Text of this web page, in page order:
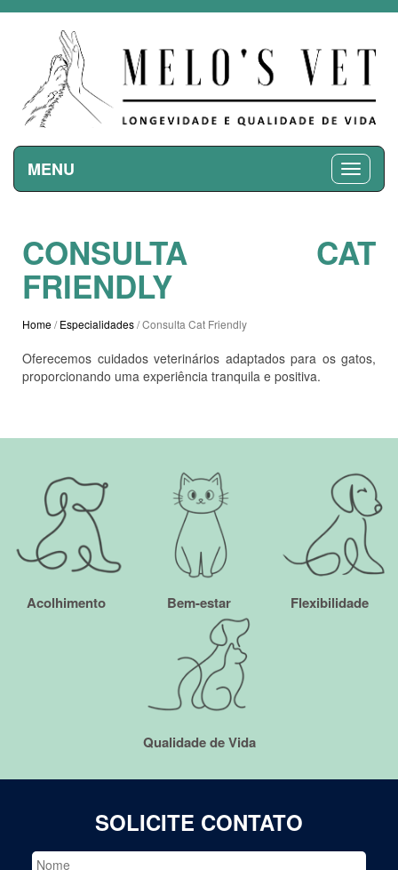
MENU
CONSULTA CAT
FRIENDLY
Home/Especialidades/ Consulta Cat Friendly
Oferecemos cuidados veterinários adaptados para os gatos,
proporcionando uma experiência tranquila e positiva.
Acolhimento Bem-estar Flexibilidade
Qualidade de Vida
SOLICITE CONTATO